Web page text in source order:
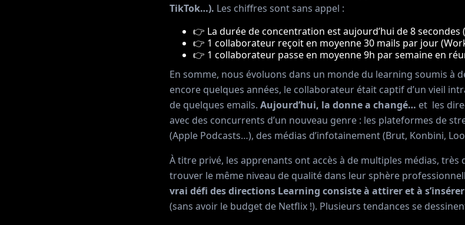
TikTok…). Les chiffres sont sans appel :
👉 La durée de concentration est aujourd’hui de 8
👉 1 collaborateur reçoit en moyenne 30 mails par jour
👉 1 collaborateur passe en moyenne 9h par semaine en
En somme, nous évoluons dans un monde du learning soumis à
encore quelques années, le collaborateur était captif d’un vieil
de quelques emails. Aujourd’hui, la donne a changé… et les
avec des concurrents d’un nouveau genre : les plateformes de
(Apple Podcasts…), des médias d’infotainement (Brut, Konbini,
À titre privé, les apprenants ont accès à de multiples médias, très
trouver le même niveau de qualité dans leur sphère
vrai défi des directions Learning consiste à attirer et à s’insérer
(sans avoir le budget de Netflix !). Plusieurs tendances se